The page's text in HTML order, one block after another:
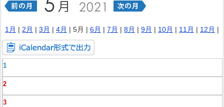
1月 | 2月 | 3月 | 4月 | 5月 | 6月 | 7月 | 8月 | 9月 | 10月 | 11月 | 12月 |
1
2
3